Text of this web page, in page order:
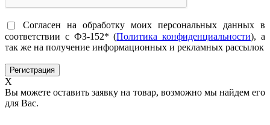
Согласен на обработку моих персональных данных в
соответствии с ФЗ-152* (Политика конфиденциальности), а
так же на получение информационных и рекламных рассылок
X
Вы можете оставить заявку на товар, возможно мы найдем его
для Вас.